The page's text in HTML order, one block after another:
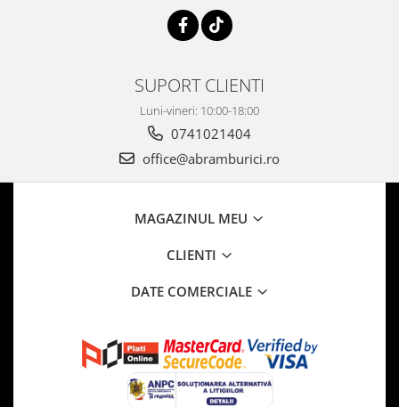
SUPORT CLIENTI
Luni-vineri: 10:00-18:00
0741021404
office@abramburici.ro
MAGAZINUL MEU
CLIENTI
DATE COMERCIALE